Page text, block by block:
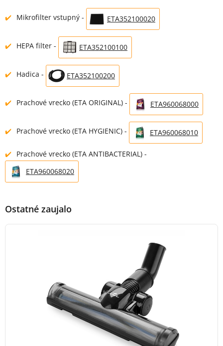
Mikrofilter vstupný - ETA352100020
HEPA filter - ETA352100100
Hadica - ETA352100200
Prachové vrecko (ETA ORIGINAL) - ETA960068000
Prachové vrecko (ETA HYGIENIC) - ETA960068010
Prachové vrecko (ETA ANTIBACTERIAL) -
ETA960068020
Ostatné zaujalo